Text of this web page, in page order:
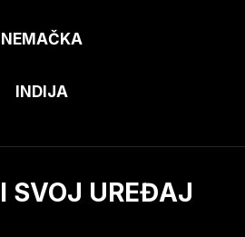
NEMAČKA
INDIJA
SVOJ UREĐAJ